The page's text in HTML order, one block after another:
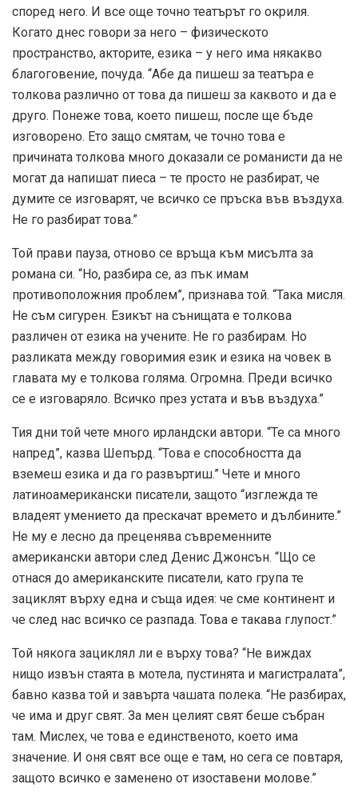
според него. И все още точно театърът го окриля.
Когато днес говори за него – физическото
пространство, акторите, езика – у него има някакво
благоговение, почуда. “Абе да пишеш за театъра е
толкова различно от това да пишеш за каквото и да е
друго. Понеже това, което пишеш, после ще бъде
изговорено. Ето защо смятам, че точно това е
причината толкова много доказали се романисти да не
могат да напишат пиеса – те просто не разбират, че
думите се изговарят, че всичко се пръска във въздуха.
Не го разбират това.”
Той прави пауза, отново се връща към мисълта за
романа си. “Но, разбира се, аз пък имам
противоположния проблем”, признава той. “Така мисля.
Не съм сигурен. Езикът на сънищата е толкова
различен от езика на учените. Не го разбирам. Но
разликата между говоримия език и езика на човек в
главата му е толкова голяма. Огромна. Преди всичко
се е изговаряло. Всичко през устата и във въздуха.”
Тия дни той чете много ирландски автори. “Те са много
напред”, казва Шепърд. “Това е способността да
вземеш езика и да го развъртиш.” Чете и много
латиноамерикански писатели, защото “изглежда те
владеят умението да прескачат времето и дълбините.”
Не му е лесно да преценява съвременните
американски автори след Денис Джонсън. “Що се
отнася до американските писатели, като група те
зациклят върху една и съща идея: че сме континент и
че след нас всичко се разпада. Това е такава глупост.”
Той някога зациклял ли е върху това? “Не виждах
нищо извън стаята в мотела, пустинята и магистралата”,
бавно казва той и завърта чашата полека. “Не разбирах,
че има и друг свят. За мен целият свят беше събран
там. Мислех, че това е единственото, което има
значение. И оня свят все още е там, но сега се повтаря,
защото всичко е заменено от изоставени молове.”